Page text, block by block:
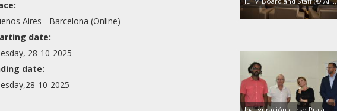
Aires - Barcelona (Online)
date:
28-10-2025
date:
10-2025